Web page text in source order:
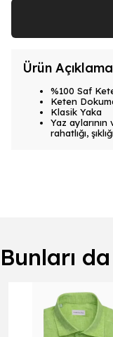
Ürün
%100 Saf
Keten
Klasik Yaka
Yaz
rahatlığı,
Bunları